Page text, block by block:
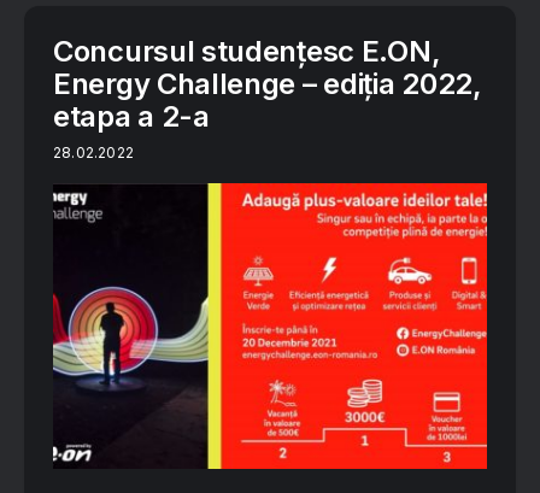
Concursul studențesc E.ON,
Energy Challenge – ediția 2022,
etapa a 2-a
28.02.2022